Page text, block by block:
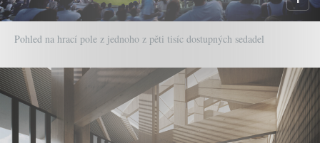
Pohled na hrací pole z jednoho z pěti tisíc dostupných sedadel